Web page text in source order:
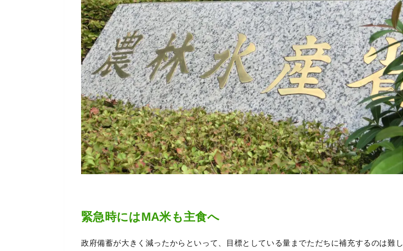
緊急時にはMA米も主食へ
政府備蓄が大きく減ったからといって、目標としている量までただちに補充するのは難し